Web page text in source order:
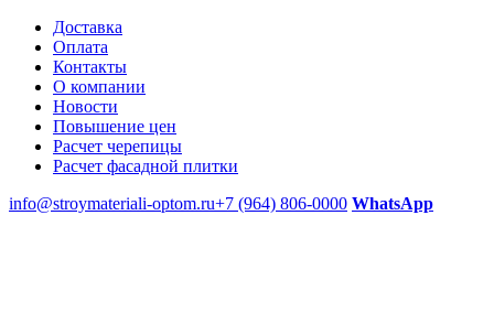
Доставка
Оплата
Контакты
О компании
Новости
Повышение цен
Расчет черепицы
Расчет фасадной плитки
info@stroymateriali-optom.ru+7 (964) 806-0000 WhatsApp